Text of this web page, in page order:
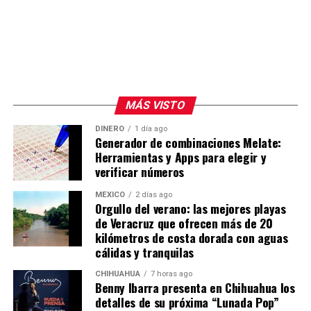
representante comercial estadounidense para acercar
posiciones en materia comercial.
La presidenta Claudia Sheinbaum informó que este
jueves sostuvo una reunión con Jamieson Greer en
Palacio Nacional, donde ambas partes avanzaron en la
revisión del T-MEC y en otros acuerdos bilaterales.
MÁS VISTO
DINERO 1 día ago
Generador de combinaciones Melate:
Herramientas y Apps para elegir y
verificar números
MÉXICO 2 días ago
Orgullo del verano: las mejores playas
de Veracruz que ofrecen más de 20
kilómetros de costa dorada con aguas
cálidas y tranquilas
CHIHUAHUA 7 horas ago
Benny Ibarra presenta en Chihuahua los
detalles de su próxima “Lunada Pop”